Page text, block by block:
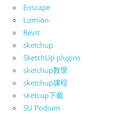
Enscape
Lumion
Revit
sketchup
SketchUp plugins
sketchup教學
sketchup課程
sketcup下載
SU Podium